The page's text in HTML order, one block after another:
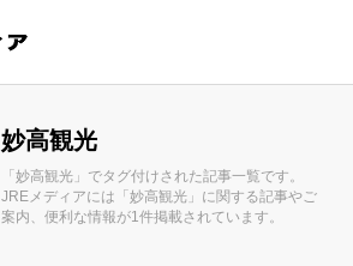
妙高観光
「妙高観光」でタグ付けされた記事一覧です。
JREメディアには「妙高観光」に関する記事やご
案内、便利な情報が1件掲載されています。